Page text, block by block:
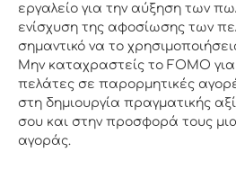
εργαλείο για την αύξηση των
ενίσχυση της αφοσίωσης των
σημαντικό να το
Μην καταχραστείς το FOMO για
πελάτες σε παρορμητικές
στη δημιουργία πραγματικής
σου και στην προσφορά τους
αγοράς.